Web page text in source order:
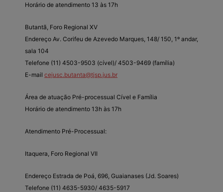
Horário de atendimento 13 às 17h
Butantã, Foro Regional XV
Endereço Av. Corifeu de Azevedo Marques, 148/ 150, 1º andar,
sala 104
Telefone (11) 4503-9503 (cível)/ 4503-9469 (família)
E-mail cejusc.butanta@tjsp.jus.br
Área de atuação Pré-processual Cível e Família
Horário de atendimento 13h às 17h
Atendimento Pré-Processual:
Itaquera, Foro Regional VII
Endereço Estrada de Poá, 696, Guaianases (Jd. Soares)
Telefone (11) 4635-5930/ 4635-5917